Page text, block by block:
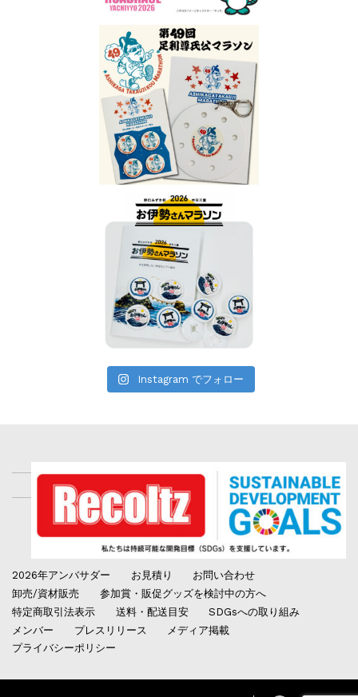
Instagram でフォロー
2026年アンバサダー お見積り
お問い合わせ
卸売/資材販売
参加賞・販促グッズを検討中の方へ
特定商取引法表示
送料・配送目安
SDGsへの取り組み
メンバー
プレスリリース
メディア掲載
プライバシーポリシー